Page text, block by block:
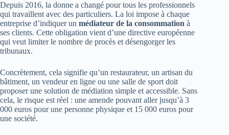
Depuis 2016, la donne a changé pour tous les professionnels
qui travaillent avec des particuliers. La loi impose à chaque
entreprise d’indiquer un médiateur de la consommation à
ses clients. Cette obligation vient d’une directive européenne
qui veut limiter le nombre de procès et désengorger les
tribunaux.
Concrètement, cela signifie qu’un restaurateur, un artisan du
bâtiment, un vendeur en ligne ou une salle de sport doit
proposer une solution de médiation simple et accessible. Sans
cela, le risque est réel : une amende pouvant aller jusqu’à 3
000 euros pour une personne physique et 15 000 euros pour
une société.